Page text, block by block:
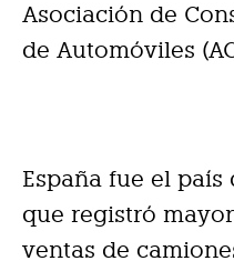
Asociación de
de Automóviles
España fue el país
que registró
ventas de